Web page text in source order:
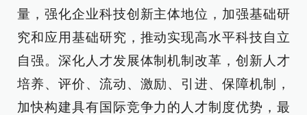
量，强化企业科技创新主体地位，加强基础研
究和应用基础研究，推动实现高水平科技自立
自强。深化人才发展体制机制改革，创新人才
培养、评价、流动、激励、引进、保障机制，
加快构建具有国际竞争力的人才制度优势，最